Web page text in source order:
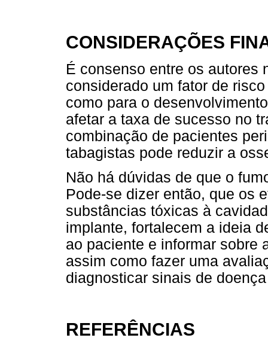
CONSIDERAÇÕES
É consenso entre os autores
considerado um fator de
como para o
afetar a taxa de sucesso no
combinação de pacientes
tabagistas pode reduzir a
Não há dúvidas de que o
Pode-se dizer então, que os
substâncias tóxicas à
implante, fortalecem a ideia
ao paciente e informar sobre
assim como fazer uma
diagnosticar sinais de
REFERÊNCIAS